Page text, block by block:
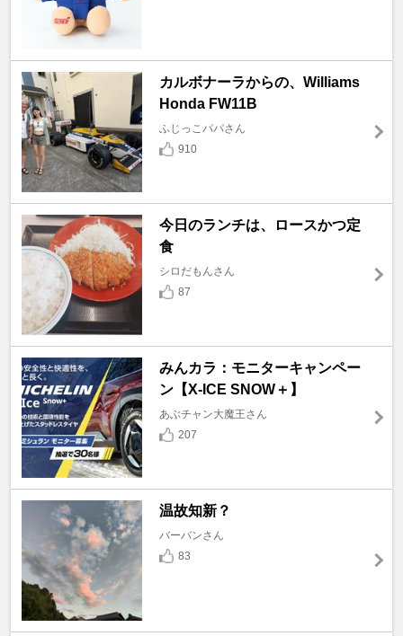
カルボナーラからの、Williams
Honda FW11B
ふじっこパパさん
910
今日のランチは、ロースかつ定
食
シロだもんさん
87
みんカラ：モニターキャンペー
ン【X-ICE SNOW＋】
あぶチャン大魔王さん
207
温故知新？
バーバンさん
83